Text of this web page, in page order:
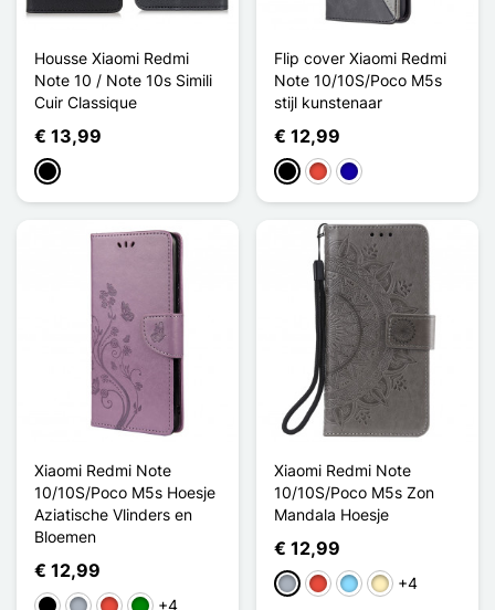
Housse Xiaomi Redmi
Note 10 / Note 10s Simili
Cuir Classique
€ 13,99
Zwart
Flip cover Xiaomi Redmi
Note 10/10S/Poco M5s
stijl kunstenaar
€ 12,99
ZwartRoodDonkerblauw
Xiaomi Redmi Note
10/10S/Poco M5s Hoesje
Aziatische Vlinders en
Bloemen
€ 12,99
+4
Xiaomi Redmi Note
10/10S/Poco M5s Zon
Mandala Hoesje
€ 12,99
GrijsRoodLicht Blauw
Golden
+4